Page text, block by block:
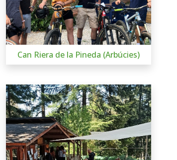
Can Riera de la Pineda (Arbúcies)